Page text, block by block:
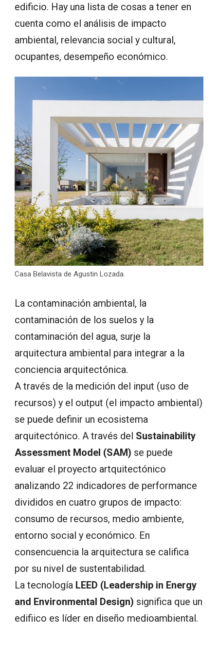
edificio. Hay una lista de cosas a tener en
cuenta como el análisis de impacto
ambiental, relevancia social y cultural,
ocupantes, desempeño económico.
Casa Belavista de Agustin Lozada.
La contaminación ambiental, la
contaminación de los suelos y la
contaminación del agua, surje la
arquitectura ambiental para integrar a la
conciencia arquitectónica.
A través de la medición del input (uso de
recursos) y el output (el impacto ambiental)
se puede definir un ecosistema
arquitectónico. A través del Sustainability
Assessment Model (SAM) se puede
evaluar el proyecto artquitectónico
analizando 22 indicadores de performance
divididos en cuatro grupos de impacto:
consumo de recursos, medio ambiente,
entorno social y económico. En
consencuencia la arquitectura se califica
por su nivel de sustentabilidad.
La tecnología LEED (Leadership in Energy
and Environmental Design) significa que un
edifiico es líder en diseño medioambiental.